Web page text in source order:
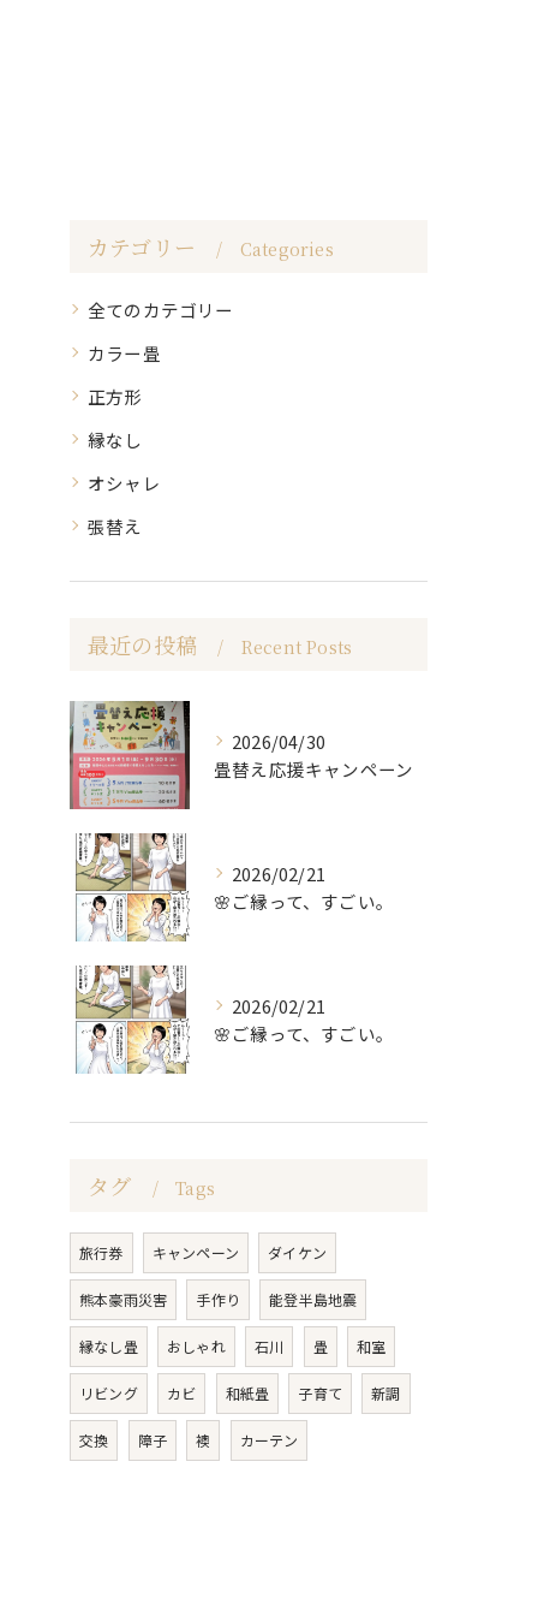
カテゴリー Categories
全てのカテゴリー
カラー畳
正方形
縁なし
オシャレ
張替え
最近の投稿 Recent Posts
2026/04/30
畳替え応援キャンペーン
2026/02/21
🌸ご縁って、すごい。
2026/02/21
🌸ご縁って、すごい。
タグ Tags
旅行券 キャンペーン ダイケン
熊本豪雨災害 手作り 能登半島地震
縁なし畳 おしゃれ 石川 畳 和室
リビング カビ 和紙畳 子育て 新調
交換 障子 襖 カーテン